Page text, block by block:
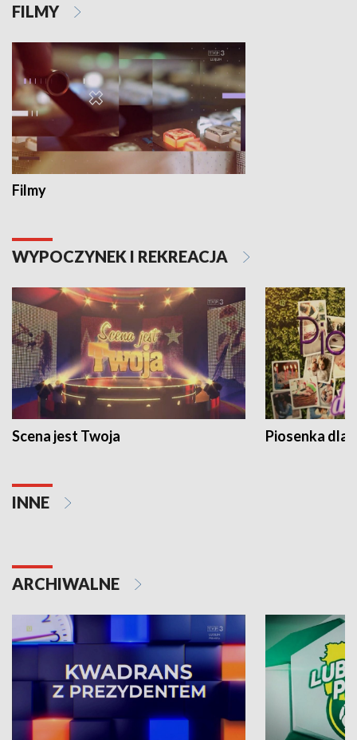
FILMY
Filmy
WYPOCZYNEK I REKREACJA
Scena jest Twoja Piosenka dla
INNE
ARCHIWALNE